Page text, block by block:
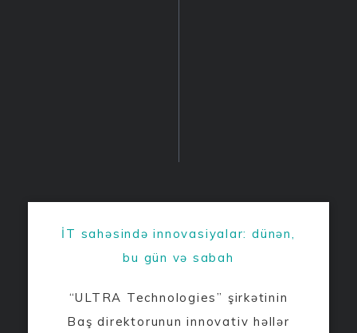
İT sahəsində innovasiyalar: dünən,
bu gün və sabah
“ULTRA Technologies” şirkətinin
Baş direktorunun innovativ həllər